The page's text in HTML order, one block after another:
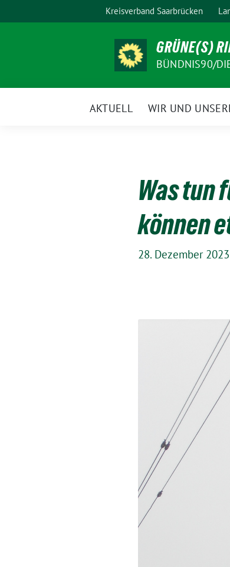
zum
Kreisverband Saarbrücken
GRÜNE(S)
BÜNDNIS90/
AKTUELL WIR UND
Was tun
können
28. Dezember 2023